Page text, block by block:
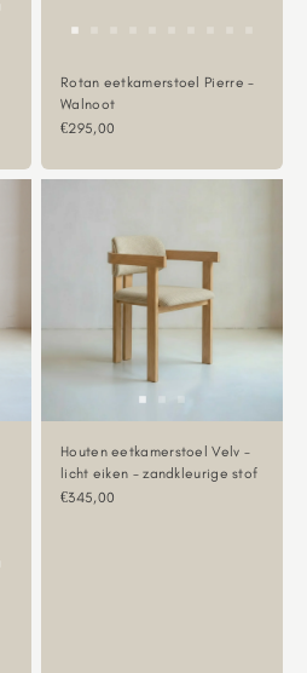
Rotan eetkamerstoel Pierre -
Walnoot
Aanbiedingsprijs
€295,00
Houten eetkamerstoel Velv -
licht eiken - zandkleurige stof
Aanbiedingsprijs
€345,00